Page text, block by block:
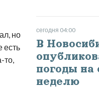
но
есть
то,
сегодня 04:00
В
погоды
неделю